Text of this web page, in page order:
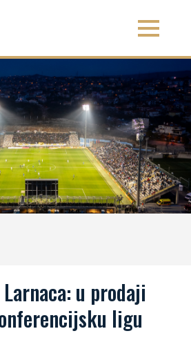
u prodaji
ligu